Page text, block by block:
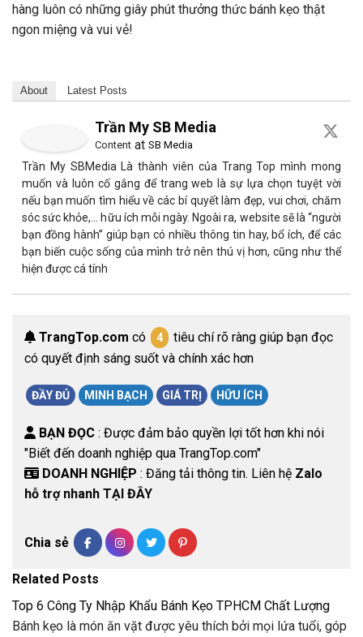
hàng luôn có những giây phút thưởng thức bánh kẹo thật
ngon miệng và vui vẻ!
About Latest Posts
Trần My SB Media
Content at SB Media
Trần My SBMedia Là thành viên của Trang Top mình mong
muốn và luôn cố gắng để trang web là sự lựa chọn tuyệt vời
nếu bạn muốn tìm hiểu về các bí quyết làm đẹp, vui chơi, chăm
sóc sức khỏe,… hữu ích mỗi ngày. Ngoài ra, website sẽ là “người
bạn đồng hành” giúp bạn có nhiều thông tin hay, bổ ích, để các
bạn biến cuộc sống của mình trở nên thú vị hơn, cũng như thể
hiện được cá tính
TrangTop.com có 4
tiêu chí rõ ràng giúp bạn đọc
có quyết định sáng suốt và chính xác hơn
ĐẦY ĐỦ MINH BẠCH GIÁ TRỊ HỮU ÍCH
BẠN ĐỌC : Được đảm bảo quyền lợi tốt hơn khi nói
"Biết đến doanh nghiệp qua TrangTop.com"
DOANH NGHIỆP : Đăng tải thông tin. Liên hệ Zalo
hỗ trợ nhanh TẠI ĐÂY
Chia sẻ
Related Posts
Top 6 Công Ty Nhập Khẩu Bánh Kẹo TPHCM Chất Lượng
Bánh kẹo là món ăn vặt được yêu thích bởi mọi lứa tuổi, góp